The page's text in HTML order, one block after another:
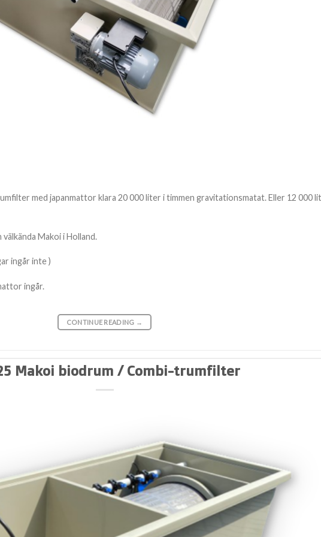
med japanmattor klara 20 000 liter i timmen gravitationsmatat. Eller 12 000
Makoi i Holland.
ingår inte )
ingår.
CONTINUE READING →
Makoi biodrum / Combi-trumfilter